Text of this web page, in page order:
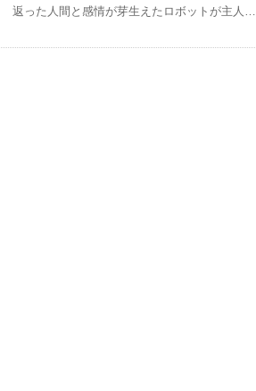
返った人間と感情が芽生えたロボットが主人…